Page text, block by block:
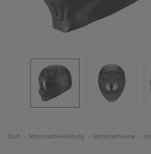
Start Motorradbekleidung Motorradhelme